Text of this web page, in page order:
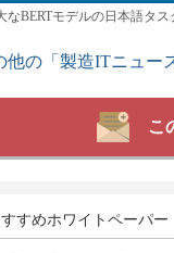
なBERTモデルの日本語タ
の「製造ITニュー
こ
すめホワイトペーパー